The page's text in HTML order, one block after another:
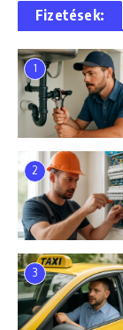
Fizetések:
1
2
3